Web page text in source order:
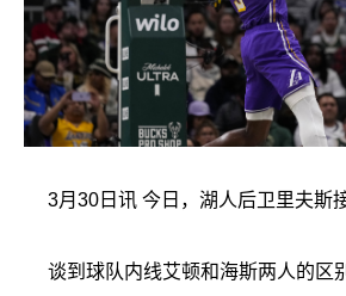
3月30日讯 今日，湖人后卫里夫斯
谈到球队内线艾顿和海斯两人的区